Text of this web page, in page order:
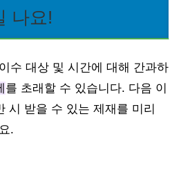
나요!
수 대상 및 시간에 대해 간과하
를 초래할 수 있습니다. 다음 이
시 받을 수 있는 제재를 미리
.